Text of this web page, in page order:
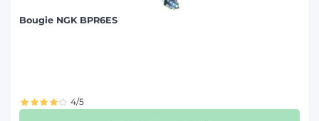
Bougie NGK BPR6ES
4/5